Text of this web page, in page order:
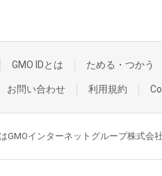
GMO IDとは ためる・つかう
お問い合わせ 利用規約
GMOインターネットグループ株式会